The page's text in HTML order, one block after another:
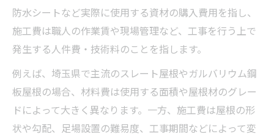
防水シートなど実際に使用する資材の購入費用を指し、
施工費は職人の作業賃や現場管理など、工事を行う上で
発生する人件費・技術料のことを指します。
例えば、埼玉県で主流のスレート屋根やガルバリウム鋼
板屋根の場合、材料費は使用する面積や屋根材のグレー
ドによって大きく異なります。一方、施工費は屋根の形
状や勾配、足場設置の難易度、工事期間などによって変